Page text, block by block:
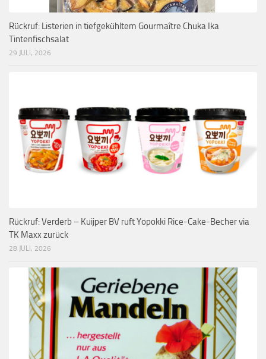
Rückruf: Listerien in tiefgekühltem Gourmaître Chuka Ika
Tintenfischsalat
29 JULI, 2026
Rückruf: Verderb – Kuijper BV ruft Yopokki Rice-Cake-Becher via
TK Maxx zurück
28 JULI, 2026